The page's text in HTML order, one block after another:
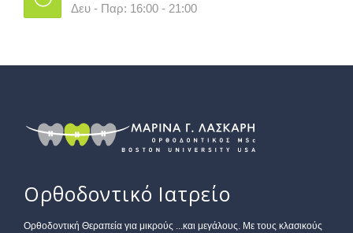
Δευ - Παρ: 16:00 - 21:00
Ορθοδοντικό Ιατρείο
Oρθοδοντική Θεραπεία για μικρούς ...και μεγάλους. Με τους κλασικούς